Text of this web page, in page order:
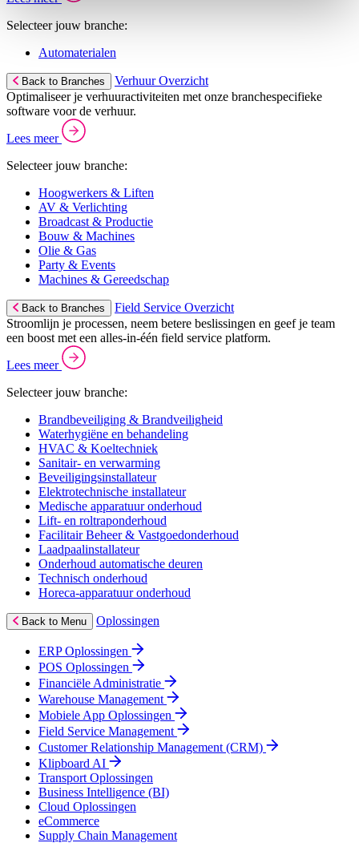
Selecteer jouw branche:
Automaterialen
Back to Branches
Verhuur Overzicht
Optimaliseer je verhuuractiviteiten met onze branchespecifieke
software voor de verhuur.
Lees meer
Selecteer jouw branche:
Hoogwerkers & Liften
AV & Verlichting
Broadcast & Productie
Bouw & Machines
Olie & Gas
Party & Events
Machines & Gereedschap
Back to Branches
Field Service Overzicht
Stroomlijn je processen, neem betere beslissingen en geef je team
een boost met een alles-in-één field service platform.
Lees meer
Selecteer jouw branche:
Brandbeveiliging & Brandveiligheid
Waterhygiëne en behandeling
HVAC & Koeltechniek
Sanitair- en verwarming
Beveiligingsinstallateur
Elektrotechnische installateur
Medische apparatuur onderhoud
Lift- en roltraponderhoud
Facilitair Beheer & Vastgoedonderhoud
Laadpaalinstallateur
Onderhoud automatische deuren
Technisch onderhoud
Horeca-apparatuur onderhoud
Back to Menu Oplossingen
ERP Oplossingen
POS Oplossingen
Financiële Administratie
Warehouse Management
Mobiele App Oplossingen
Field Service Management
Customer Relationship Management (CRM)
Klipboard AI
Transport Oplossingen
Business Intelligence (BI)
Cloud Oplossingen
eCommerce
Supply Chain Management